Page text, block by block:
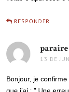
RESPONDER
paraire
13 DE
Bonjour, je